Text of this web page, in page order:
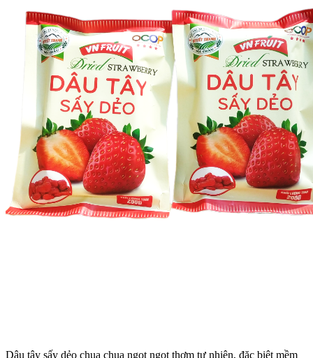
Dâu tây sấy dẻo chua chua ngọt ngọt thơm tự nhiên, đặc biệt mềm